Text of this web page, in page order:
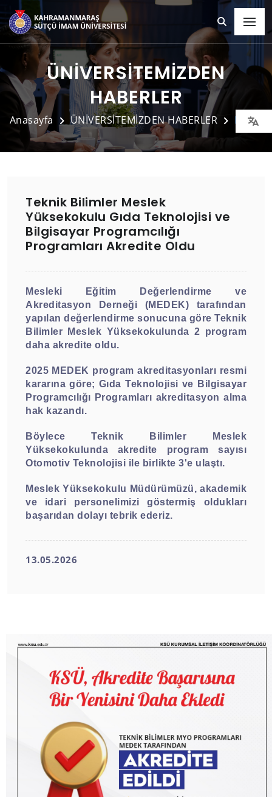
ÜNİVERSİTEMİZDEN
HABERLER
Anasayfa ÜNİVERSİTEMİZDEN HABERLER Detay
Teknik Bilimler Meslek
Yüksekokulu Gıda Teknolojisi ve
Bilgisayar Programcılığı
Programları Akredite Oldu
Mesleki Eğitim Değerlendirme ve
Akreditasyon Derneği (MEDEK) tarafından
yapılan değerlendirme sonucuna göre Teknik
Bilimler Meslek Yüksekokulunda 2 program
daha akredite oldu.
2025 MEDEK program akreditasyonları resmi
kararına göre; Gıda Teknolojisi ve Bilgisayar
Programcılığı Programları akreditasyon alma
hak kazandı.
Böylece Teknik Bilimler Meslek
Yüksekokulunda akredite program sayısı
Otomotiv Teknolojisi ile birlikte 3'e ulaştı.
Meslek Yüksekokulu Müdürümüzü, akademik
ve idari personelimizi göstermiş oldukları
başarıdan dolayı tebrik ederiz.
13.05.2026